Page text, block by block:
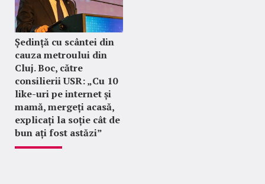
Ședință cu scântei din
cauza metroului din
Cluj. Boc, către
consilierii USR: „Cu 10
like-uri pe internet și
mamă, mergeți acasă,
explicați la soție cât de
bun ați fost astăzi”